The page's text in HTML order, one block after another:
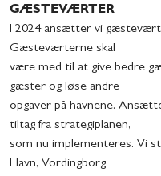
GÆSTEVÆRTER
I 2024 ansætter vi
Gæsteværterne skal
være med til at give bedre
gæster og løse andre
opgaver på havnene.
tiltag fra strategiplanen,
som nu implementeres. Vi
Havn, Vordingborg